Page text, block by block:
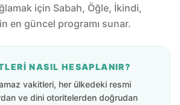
için Sabah, Öğle, İkindi,
en güncel programı sunar.
NASIL HESAPLANIR?
vakitleri, her ülkedeki resmi
ve dini otoritelerden doğrudan